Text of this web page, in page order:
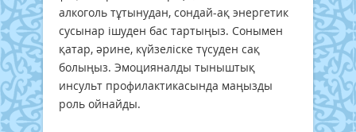
алкоголь тұтынудан, сондай-ақ энергетик
сусынар ішуден бас тартыңыз. Сонымен
қатар, әрине, күйзеліске түсуден сақ
болыңыз. Эмоцияналды тыныштық
инсульт профилактикасында маңызды
роль ойнайды.